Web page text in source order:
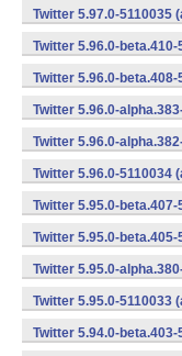
Twitter 5.97.0-5110035
Twitter 5.96.0-
Twitter 5.96.0-
Twitter 5.96.0-
Twitter 5.96.0-
Twitter 5.96.0-5110034
Twitter 5.95.0-
Twitter 5.95.0-
Twitter 5.95.0-
Twitter 5.95.0-5110033
Twitter 5.94.0-